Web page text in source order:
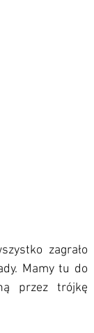
zagrało
Mamy tu do
przez trójkę